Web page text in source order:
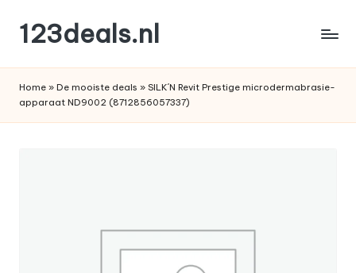
de
inhoud
123deals.nl
deals
Home » De mooiste deals » SILK´N Revit Prestige microdermabrasie-
apparaat ND9002 (8712856057337)